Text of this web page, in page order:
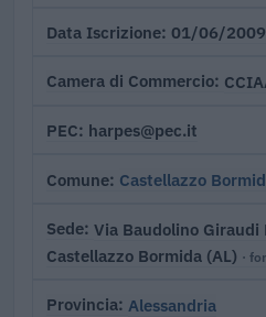
Data Iscrizione 01/06/2009
Camera di Commercio
PEC harpes@pec.it
Comune Castellazzo
Sede Via Baudolino Giraudi
Castellazzo Bormida (AL) ·
Provincia Alessandria